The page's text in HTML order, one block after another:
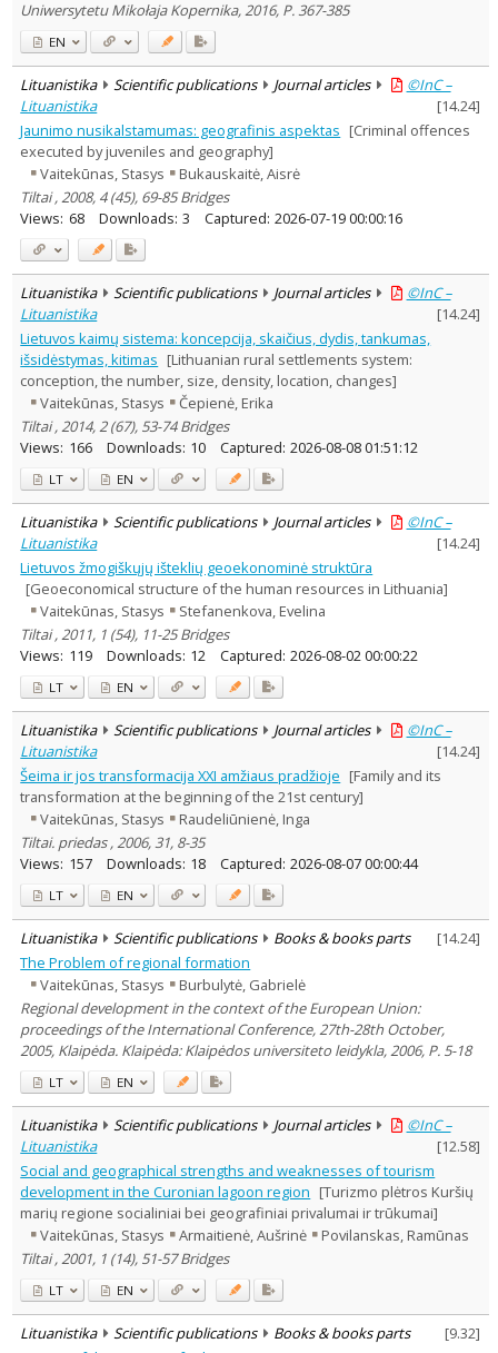
Uniwersytetu Mikołaja Kopernika, 2016, P. 367-385
EN
Lituanistika Scientific publications Journal articles
©InC –
Lituanistika
[14.24]
Jaunimo nusikalstamumas: geografinis aspektas [Criminal offences
executed by juveniles and geography]
Vaitekūnas, Stasys
Bukauskaitė, Aisrė
Tiltai , 2008, 4 (45), 69-85 Bridges
Views: 68 Downloads: 3 Captured: 2026-07-19 00:00:16
Lituanistika Scientific publications Journal articles
©InC –
Lituanistika
[14.24]
Lietuvos kaimų sistema: koncepcija, skaičius, dydis, tankumas,
išsidėstymas, kitimas [Lithuanian rural settlements system:
conception, the number, size, density, location, changes]
Vaitekūnas, Stasys
Čepienė, Erika
Tiltai , 2014, 2 (67), 53-74 Bridges
Views: 166 Downloads: 10 Captured: 2026-08-08 01:51:12
LT EN
Lituanistika Scientific publications Journal articles
©InC –
Lituanistika
[14.24]
Lietuvos žmogiškųjų išteklių geoekonominė struktūra
[Geoeconomical structure of the human resources in Lithuania]
Vaitekūnas, Stasys
Stefanenkova, Evelina
Tiltai , 2011, 1 (54), 11-25 Bridges
Views: 119 Downloads: 12 Captured: 2026-08-02 00:00:22
LT EN
Lituanistika Scientific publications Journal articles
©InC –
Lituanistika
[14.24]
Šeima ir jos transformacija XXI amžiaus pradžioje [Family and its
transformation at the beginning of the 21st century]
Vaitekūnas, Stasys
Raudeliūnienė, Inga
Tiltai. priedas , 2006, 31, 8-35
Views: 157 Downloads: 18 Captured: 2026-08-07 00:00:44
LT EN
Lituanistika Scientific publications Books & books parts [14.24]
The Problem of regional formation
Vaitekūnas, Stasys
Burbulytė, Gabrielė
Regional development in the context of the European Union:
proceedings of the International Conference, 27th-28th October,
2005, Klaipėda. Klaipėda: Klaipėdos universiteto leidykla, 2006, P. 5-18
LT EN
Lituanistika Scientific publications Journal articles
©InC –
Lituanistika
[12.58]
Social and geographical strengths and weaknesses of tourism
development in the Curonian lagoon region [Turizmo plėtros Kuršių
marių regione socialiniai bei geografiniai privalumai ir trūkumai]
Vaitekūnas, Stasys
Armaitienė, Aušrinė
Povilanskas, Ramūnas
Tiltai , 2001, 1 (14), 51-57 Bridges
LT EN
Lituanistika Scientific publications Books & books parts [9.32]